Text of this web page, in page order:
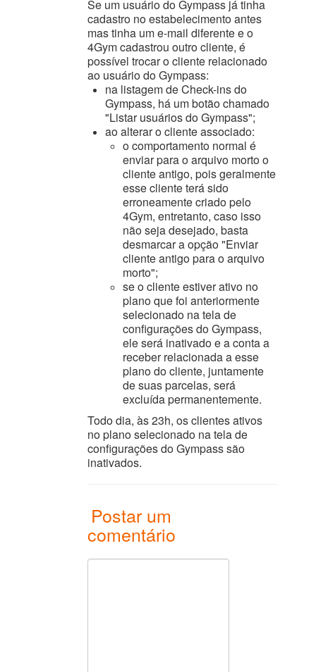
Se um usuário do Gympass já tinha
cadastro no estabelecimento antes
mas tinha um e-mail diferente e o
4Gym cadastrou outro cliente, é
possível trocar o cliente relacionado
ao usuário do Gympass:
na listagem de Check-ins do
Gympass, há um botão chamado
"Listar usuários do Gympass";
ao alterar o cliente associado:
o comportamento normal é
enviar para o arquivo morto o
cliente antigo, pois geralmente
esse cliente terá sido
erroneamente criado pelo
4Gym, entretanto, caso isso
não seja desejado, basta
desmarcar a opção "Enviar
cliente antigo para o arquivo
morto";
se o cliente estiver ativo no
plano que foi anteriormente
selecionado na tela de
configurações do Gympass,
ele será inativado e a conta a
receber relacionada a esse
plano do cliente, juntamente
de suas parcelas, será
excluída permanentemente.
Todo dia, às 23h, os clientes ativos
no plano selecionado na tela de
configurações do Gympass são
inativados.
Postar um
comentário